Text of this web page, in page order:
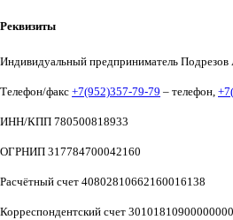
Реквизиты
Индивидуальный предприниматель Подрезов
Телефон/факс +7(952)357-79-79 – телефон,
ИНН/КПП 780500818933
ОГРНИП 317784700042160
Расчётный счет 40802810662160016138
Корреспондентский счет